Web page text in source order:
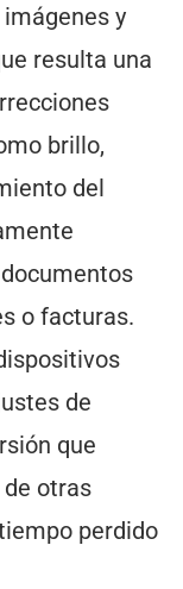
y
resulta una
brillo,
del
o facturas.
de
que
otras
perdido